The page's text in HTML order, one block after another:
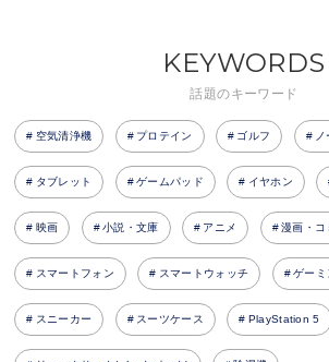
KEYWORDS
話題のキーワード
空気清浄機 プロテイン ゴルフ
タブレット ゲームパッド イヤホン
映画 小説・文庫 アニメ 漫画・コ
スマートフォン スマートウォッチ ゲーミ
スニーカー スーツケース PlayStation 5